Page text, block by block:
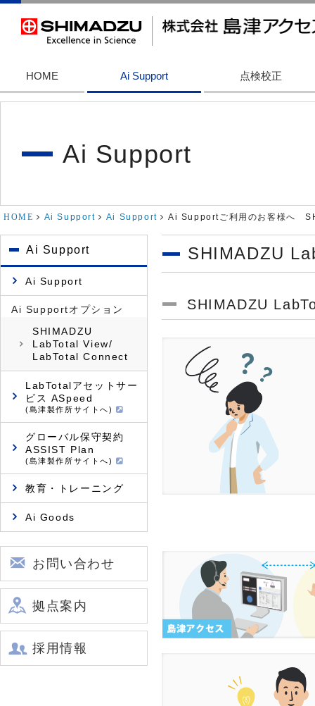
HOME Ai Support 点検校正
Ai Support
HOME Ai Support Ai Support Ai Supportご利用のお客様へ
SHIMADZU
SHIMADZU
Ai Support
Ai Support
Ai Supportオプション
SHIMADZU
LabTotal View/
LabTotal Connect
LabTotalアセットサー
ビス ASpeed
(島津製作所サイトへ)
グローバル保守契約
ASSIST Plan
(島津製作所サイトへ)
教育・トレーニング
Ai Goods
お問い合わせ
拠点案内
採用情報